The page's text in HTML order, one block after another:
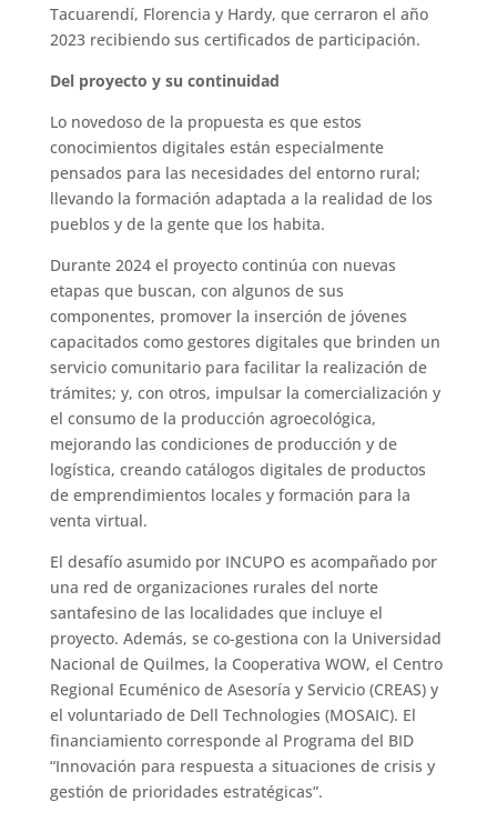
Tacuarendí, Florencia y Hardy, que cerraron el año
2023 recibiendo sus certificados de participación.
Del proyecto y su continuidad
Lo novedoso de la propuesta es que estos
conocimientos digitales están especialmente
pensados para las necesidades del entorno rural;
llevando la formación adaptada a la realidad de los
pueblos y de la gente que los habita.
Durante 2024 el proyecto continúa con nuevas
etapas que buscan, con algunos de sus
componentes, promover la inserción de jóvenes
capacitados como gestores digitales que brinden un
servicio comunitario para facilitar la realización de
trámites; y, con otros, impulsar la comercialización y
el consumo de la producción agroecológica,
mejorando las condiciones de producción y de
logística, creando catálogos digitales de productos
de emprendimientos locales y formación para la
venta virtual.
El desafío asumido por INCUPO es acompañado por
una red de organizaciones rurales del norte
santafesino de las localidades que incluye el
proyecto. Además, se co-gestiona con la Universidad
Nacional de Quilmes, la Cooperativa WOW, el Centro
Regional Ecuménico de Asesoría y Servicio (CREAS) y
el voluntariado de Dell Technologies (MOSAIC). El
financiamiento corresponde al Programa del BID
“Innovación para respuesta a situaciones de crisis y
gestión de prioridades estratégicas”.